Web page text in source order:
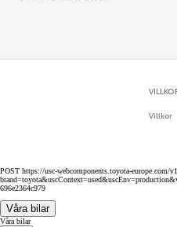
Villkor
POST https://usc-webcomponents.toyota-europe.com/
696e2364c979
Våra bilar
Våra bilar